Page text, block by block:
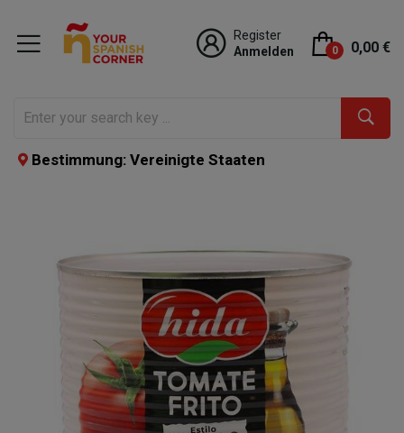
Register
Anmelden
0 0,00 €
Bestimmung: Vereinigte Staaten